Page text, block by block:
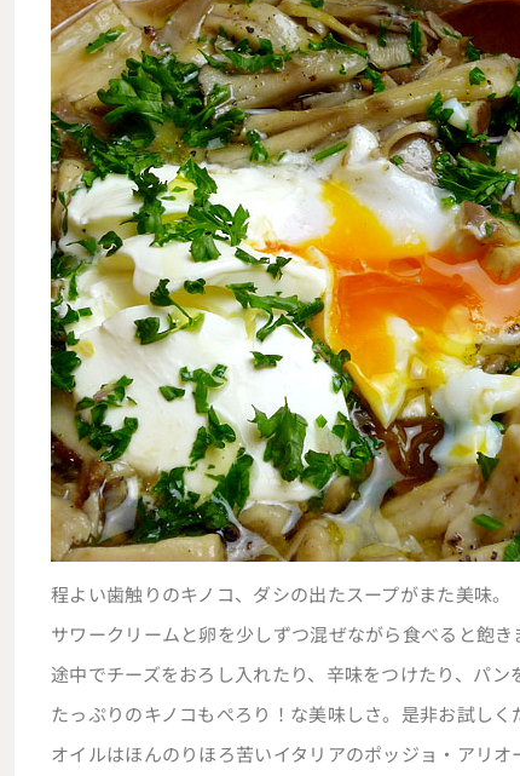
程よい歯触りのキノコ、ダシの出たスープがまた美味。
サワークリームと卵を少しずつ混ぜながら食べると飽き
途中でチーズをおろし入れたり、辛味をつけたり、パン
たっぷりのキノコもぺろり！な美味しさ。是非お試しく
オイルはほんのりほろ苦いイタリアのポッジョ・アリオ